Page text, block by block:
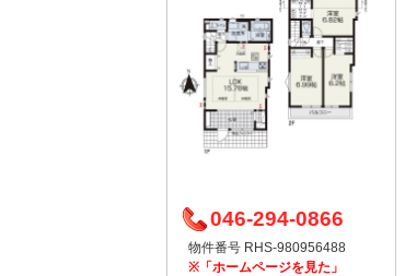
046-294-0866
物件番号 RHS-980956488
※「ホームページを見た」